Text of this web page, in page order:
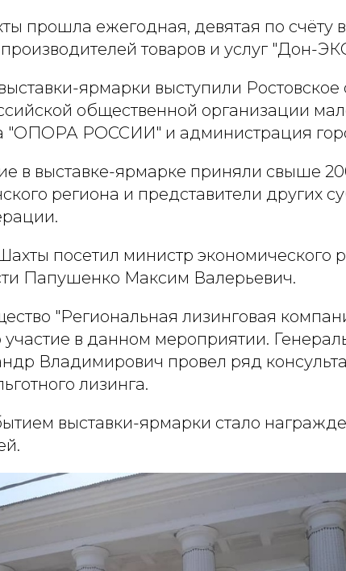
прошла ежегодная, девятая по счёту
товаров и услуг "Дон-
ярмарки выступили Ростовское
общественной организации
"ОПОРА РОССИИ" и администрация
в выставке-ярмарке приняли свыше
региона и представители других
посетил министр экономического
Папушенко Максим Валерьевич.
"Региональная лизинговая
участие в данном мероприятии.
Владимирович провел ряд
лизинга.
выставки-ярмарки стало